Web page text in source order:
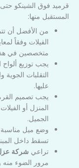
قرميد فوق الشينكو
المستقبل منها:
من الأفضل أن
الفيلات وفقاً
متخصصين في
يجب توزيع
التقلبات
عليها.
يجب تصميم
المنزل أو
الجميل.
وضع ميل
تسقط داخل
تراعي شركة
مرور الضوء